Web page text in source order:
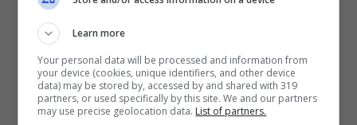
Learn more
Your personal data will be processed and information from
your device (cookies, unique identifiers, and other device
data) may be stored by, accessed by and shared with 319
partners, or used specifically by this site. We and our partners
may use precise geolocation data. List of partners.